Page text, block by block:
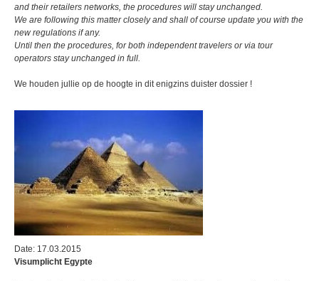
and their retailers networks, the procedures will stay unchanged.
We are following this matter closely and shall of course update you with the
new regulations if any.
Until then the procedures, for both independent travelers or via tour
operators stay unchanged in full.
We houden jullie op de hoogte in dit enigzins duister dossier !
Date: 17.03.2015
Visumplicht Egypte